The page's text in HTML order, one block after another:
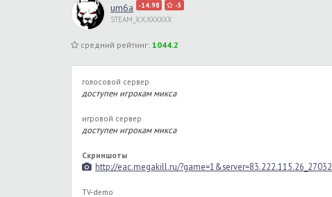
um6a -14.98 -5
STEAM_X:X:XXXXXX
средний рейтинг: 1044.2
голосовой сервер
доступен игрокам микса
игровой сервер
доступен игрокам микса
Скриншоты
http://eac.megakill.ru/?game=1&server=83.222.115.26_27032
TV-demo